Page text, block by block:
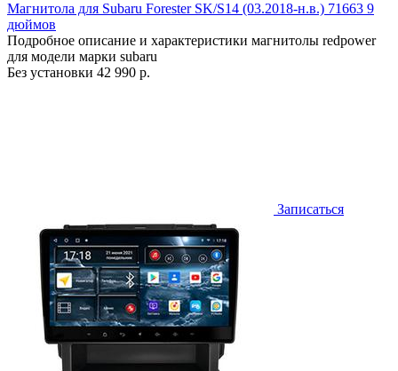
Магнитола для Subaru Forester SK/S14 (03.2018-н.в.) 71663 9
дюймов
Подробное описание и характеристики магнитолы redpower
для модели марки subaru
Без установки 42 990 р.
Записаться